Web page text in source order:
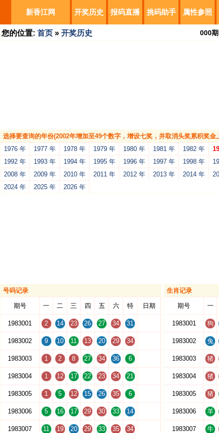
新香江网 开奖历史 报码直播 挑码助手 属性参照
您的位置: 首页 » 开奖历史 000期
选择要查询的年份(2002年增加至49个数字，增设七奖，并取消头奖累积奖
1976 年
1977 年 1978 年 1979 年 1980 年 1981 年 1982 年
1992 年
1993 年 1994 年 1995 年 1996 年 1997 年 1998 年
2008 年
2009 年 2010 年 2011 年 2012 年 2013 年 2014 年
2024 年
2025 年 2026 年
号码记录
期号 一 二 三 四 五 六 特 日期
1983001 2 14 23 26 27 34 31
1983002 9 10 11 13 20 29 34
1983003 1 2 8 27 34 36 6
1983004 1 12 17 22 23 34 21
1983005 1 5 12 15 26 35 6
1983006 5 16 17 29 30 33 14
1983007 11 19 20 29 33 35 34
生肖记录
期号 一
1983001 狗
1983002 兔
1983003 猪
1983004 猪
1983005 猪
1983006 羊
1983007 牛